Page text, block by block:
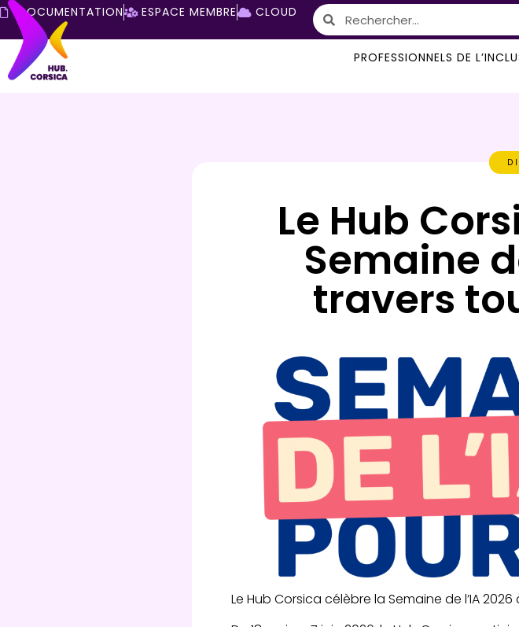
DOCUMENTATION ESPACE MEMBRE CLOUD
PROFESSIONNELS DE
Le Hub
Semaine
travers
Le Hub Corsica célèbre la Semaine de l’IA